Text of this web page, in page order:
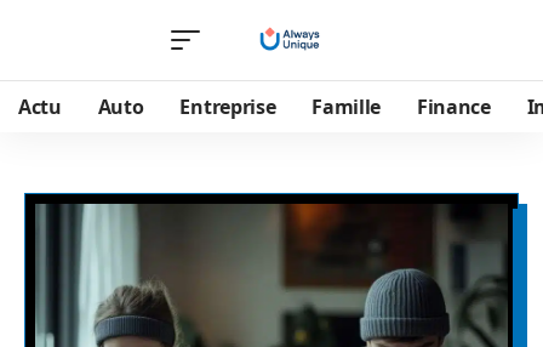
Actu Auto Entreprise Famille Finance